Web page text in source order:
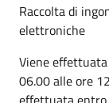
Raccolta di
elettroniche
Viene
06.00 alle ore